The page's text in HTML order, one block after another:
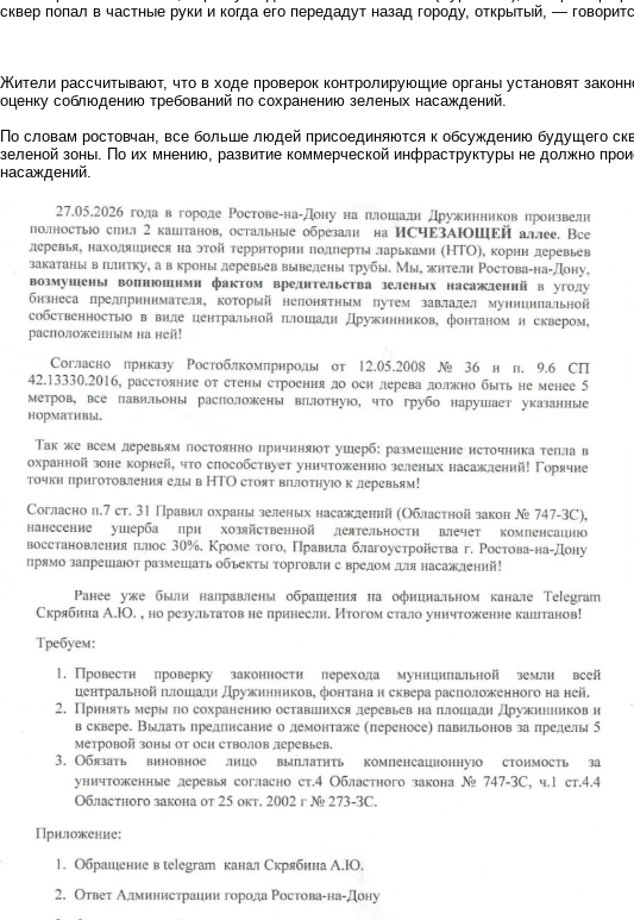
сквер попал в частные руки и когда его передадут назад городу, открытый, —
Жители рассчитывают, что в ходе проверок контролирующие органы установят
оценку соблюдению требований по сохранению зеленых насаждений.
По словам ростовчан, все больше людей присоединяются к обсуждению будущего
зеленой зоны. По их мнению, развитие коммерческой инфраструктуры не должно
насаждений.